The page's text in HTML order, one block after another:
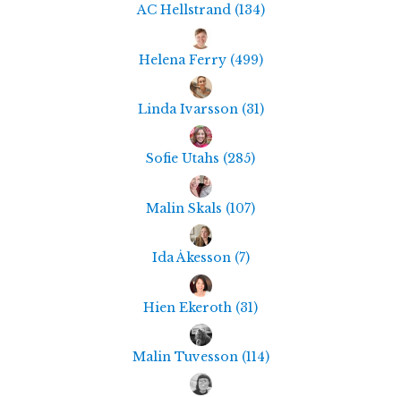
AC Hellstrand (134)
Helena Ferry (499)
Linda Ivarsson (31)
Sofie Utahs (285)
Malin Skals (107)
Ida Åkesson (7)
Hien Ekeroth (31)
Malin Tuvesson (114)